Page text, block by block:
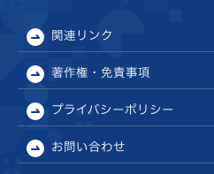
関連リンク
著作権・免責事項
プライバシーポリシー
お問い合わせ